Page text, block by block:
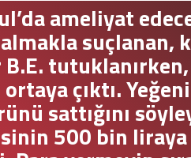
ameliyat
almakla
ortaya çıktı.
sattığını
500 bin